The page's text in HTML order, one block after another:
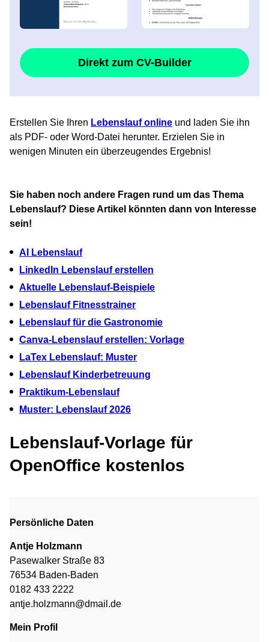
Direkt zum CV-Builder
Erstellen Sie Ihren Lebenslauf online und laden Sie ihn
als PDF- oder Word-Datei herunter. Erzielen Sie in
wenigen Minuten ein überzeugendes Ergebnis!
Sie haben noch andere Fragen rund um das Thema
Lebenslauf? Diese Artikel könnten dann von Interesse
sein!
AI Lebenslauf
LinkedIn Lebenslauf erstellen
Aktuelle Lebenslauf-Beispiele
Lebenslauf Fitnesstrainer
Lebenslauf für die Gastronomie
Canva-Lebenslauf erstellen: Vorlage
LaTex Lebenslauf: Muster
Lebenslauf Kinderbetreuung
Praktikum-Lebenslauf
Muster: Lebenslauf 2026
Lebenslauf-Vorlage für
OpenOffice kostenlos
Persönliche Daten
Antje Holzmann
Pasewalker Straße 83
76534 Baden-Baden
0182 433 2222
antje.holzmann@dmail.de
Mein Profil